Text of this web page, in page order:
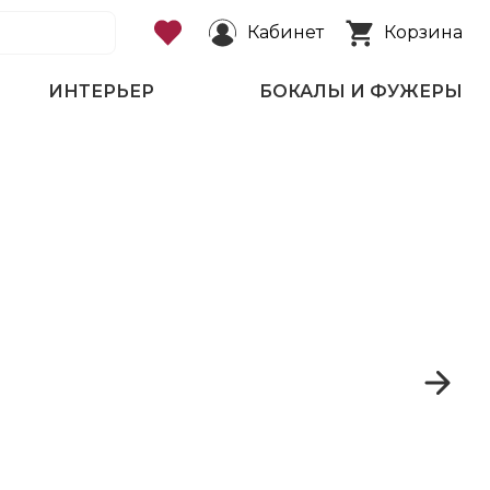
Кабинет Корзина
ИНТЕРЬЕР БОКАЛЫ И ФУЖЕРЫ